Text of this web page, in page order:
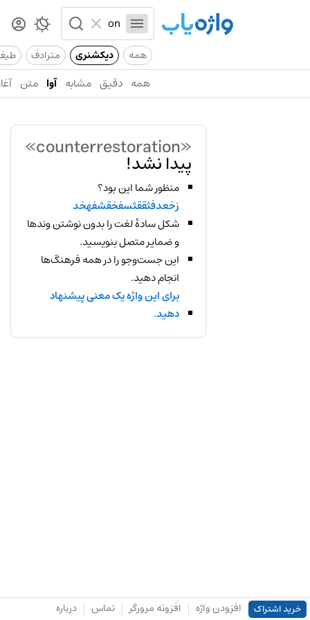
همه دیکشنری مترادف
همه دقیق مشابه آوا متن
«counterrestoration»
پیدا نشد!
منظور شما این بود؟
زخعدفثققثسفخقشفهخد
شکل سادهٔ لغت را بدون نوشتن وندها
و ضمایر متصل بنویسید.
این جست‌وجو را در همه فرهنگ‌ها
انجام دهید.
برای این واژه یک معنی پیشنهاد
دهید.
خرید اشتراک افزودن واژه افزونه مرورگر تماس درباره